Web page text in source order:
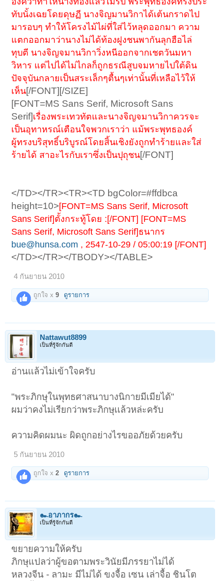
ทับนั้งเฉยโดยดุษฏี นางจิญมานวิกาได้เต้นกราดไป
มารอบๆ ทำให้โครงไม้ไผ่ที่ใส่ไว้หลุดออกมา ความ
แตกออกมาว่านางไม่ได้ท้องฝูงชนพากันลุกฮือไล่
ทุบตี นางจิญจมานวิกาวิ่งหนีออกจากเชตวันมหา
วิหาร แต่ไปได้ไม่ไกลก็ถูกธรณีสูบจมหายไปใต้ดิน
ปัจจุบันกลายเป็นสระเล็กๆตื้นๆเท่านั้นที่เหลือไว้ให้
เห็น[/FONT][/SIZE]
[FONT=MS Sans Serif, Microsoft Sans
Serif]เรื่องพระเทวทัตและนางจิญจมานวิกาควรจะ
เป็นอุทาหรณ์เตือนใจพวกเราว่า แม้พระพุทธองค์
ผู้ทรงบริสุทธิ์บริบูรณ์โดยสิ้นเชิงยังถูกทำร้ายและใส่
ร้ายได้ สาอะไรกับเราซึ่งเป็นปุถุชน[/FONT]
</TD></TR><TR><TD bgColor=#ffdbca
height=10>[FONT=MS Sans Serif, Microsoft
Sans Serif]ตั้งกระทู้โดย :[/FONT] [FONT=MS
Sans Serif, Microsoft Sans Serif]ธนากร
bue@hunsa.com , 2547-10-29 / 05:00:19 [/FONT]
</TD></TR></TBODY></TABLE>
4 กันยายน 2010
ถูกใจ x9 ดูรายการ
Nattawut8899
เป็นที่รู้จักกันดี
อ่านเเล้วไม่เข้าใจครับ
"พระภิกษุในพุทธศาสนาบางนิกายมีเมียได้"
ผมว่าคงไม่เรียกว่าพระภิกษุเเล้วหล่ะครับ
ความคิดผมนะ ผิดถูกอย่างไรขออภัยด้วยครับ
5 กันยายน 2010
ถูกใจ x2 ดูรายการ
๛อาภากร๛
เป็นที่รู้จักกันดี
ขยายความให้ครับ
ภิกษุแปลว่าผู้ขอตามพระวินัยมีภรรยาไม่ได้
หลวงจีน - ลามะ มีไม่ได้ ขงจื้อ เซน เล่าจื้อ ชินโต